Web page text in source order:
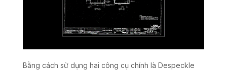
Bằng cách sử dụng hai công cụ chính là Despeckle